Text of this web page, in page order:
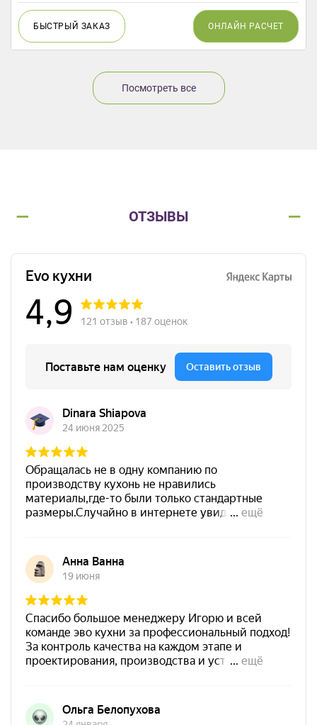
БЫСТРЫЙ ЗАКАЗ ОНЛАЙН РАСЧЕТ
Посмотреть все
ОТЗЫВЫ